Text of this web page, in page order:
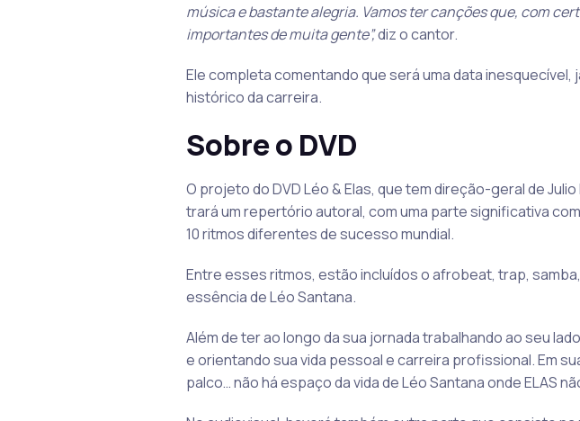
música e bastante alegria. Vamos ter canções que, com
importantes de muita gente”,diz o cantor.
Ele completa comentando que será uma data inesquecível,
histórico da carreira.
Sobre o DVD
O projeto do DVD Léo & Elas, que tem direção-geral de
trará um repertório autoral, com uma parte significativa
10 ritmos diferentes de sucesso mundial.
Entre esses ritmos, estão incluídos oafrobeat, trap,
essência de Léo Santana.
Além de ter ao longo da sua jornada trabalhando ao seu
e orientando sua vida pessoal e carreira profissional. Em
palco… não há espaço da vida de Léo Santana onde ELAS